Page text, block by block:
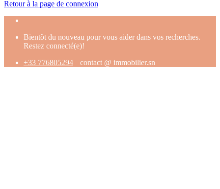
Retour à la page de connexion
Bientôt du nouveau pour vous aider dans vos recherches.
Restez connecté(e)!
+33 776805294
contact @ immobilier.sn